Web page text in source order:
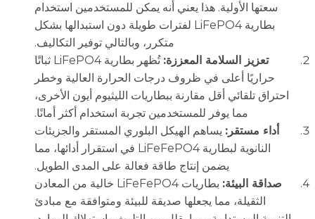
سعتها الأولية. هذا يعني أنه يمكن للمستخدمين استخدام
بطارية LiFePO4 لفترات طويلة دون استبدالها بشكل
متكرر، وبالتالي توفير التكاليف.
تعزيز السلامة المعززة:
تُظهر بطارية LiFePO4 ثباتًا
حراريًا أعلى في ظروف درجات الحرارة العالية وخطر
احتراق تلقائي أقل مقارنة ببطاريات الليثيوم أيون الأخرى،
مما يوفر للمستخدمين تجربة استخدام أكثر أمانًا.
أداء مستقر: يساهم الهيكل البلوري المستقر والجزيئات
النانوية لبطارية LiFeFePO4 في استقرار أدائها، مما
يضمن إنتاج طاقة فعالة على المدى الطويل.
صداقة البيئة:
بطاريات LiFeFePO4 خالية من المعادن
الثقيلة، مما يجعلها صديقة للبيئة ومتوافقة مع مبادئ